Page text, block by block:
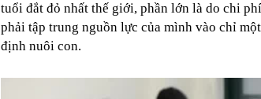
tuổi đắt đỏ nhất thế giới, phần lớn là do chi
phải tập trung nguồn lực của mình vào chỉ
định nuôi con.